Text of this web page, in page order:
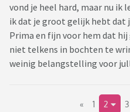
vond je heel hard, maar nu ik
ik dat je groot gelijk hebt dat
Prima en fijn voor hem dat
niet telkens in bochten te
weinig belangstelling voor
« 1 2 3